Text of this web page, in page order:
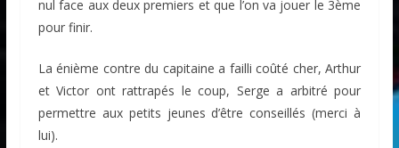
nul face aux deux premiers et que l’on va jouer le 3ème
pour finir.
La énième contre du capitaine a failli coûté cher, Arthur
et Victor ont rattrapés le coup, Serge a arbitré pour
permettre aux petits jeunes d’être conseillés (merci à
lui).